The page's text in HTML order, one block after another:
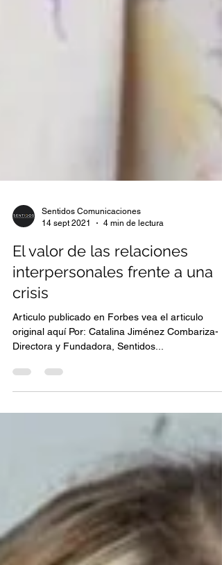
14 sept 2021
4 min de lectura
El valor de las relaciones
interpersonales frente a una
crisis
Articulo publicado en Forbes vea el articulo
Directora y Fundadora, Sentidos...